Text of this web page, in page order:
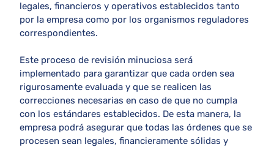
legales, financieros y operativos establecidos tanto
por la empresa como por los organismos reguladores
correspondientes.
Este proceso de revisión minuciosa será
implementado para garantizar que cada orden sea
rigurosamente evaluada y que se realicen las
correcciones necesarias en caso de que no cumpla
con los estándares establecidos. De esta manera, la
empresa podrá asegurar que todas las órdenes que se
procesen sean legales, financieramente sólidas y